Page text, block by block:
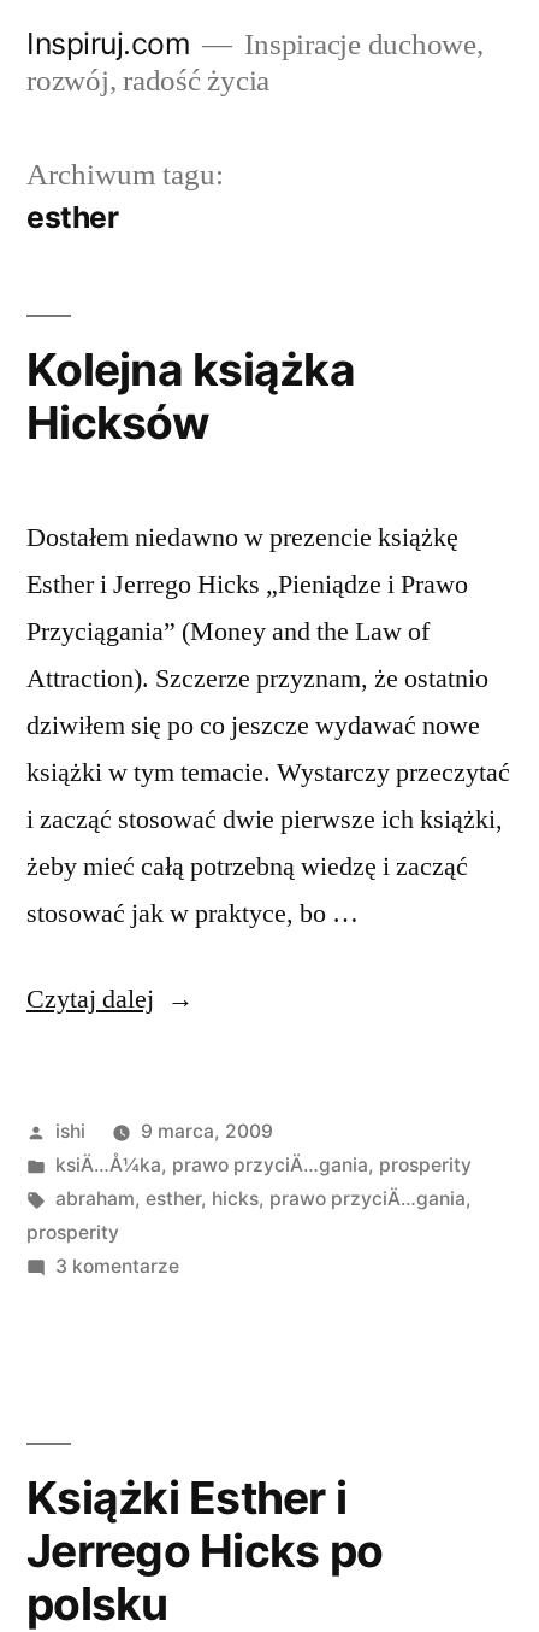
Inspiruj.com
Inspiracje duchowe,
rozwój, radość życia
Archiwum tagu:
esther
Kolejna książka
Hicksów
Dostałem niedawno w prezencie książkę
Esther i Jerrego Hicks „Pieniądze i Prawo
Przyciągania” (Money and the Law of
Attraction). Szczerze przyznam, że ostatnio
dziwiłem się po co jeszcze wydawać nowe
książki w tym temacie. Wystarczy przeczytać
i zacząć stosować dwie pierwsze ich książki,
żeby mieć całą potrzebną wiedzę i zacząć
stosować jak w praktyce, bo …
Czytaj dalej „Kolejna
Opublikowane
przez
ishi
9 marca, 2009
Opublikowano
w
ksiÄ…Å¼ka, prawo przyciÄ…gania, prosperity
Tagi:
abraham, esther, hicks, prawo przyciÄ…gania,
prosperity
3 komentarzedo
Książki Esther i
Jerrego Hicks po
polsku